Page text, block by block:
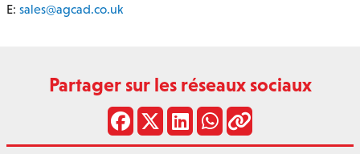
E: sales@agcad.co.uk
Partager sur les réseaux sociaux